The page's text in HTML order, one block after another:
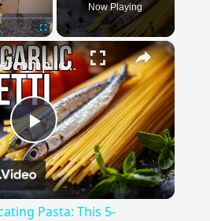
Fullscreen
Now Playing
×
Play
Video
STOP Overcomplicating Pasta: This 5-Ingredient Recipe Changes Everything
Pasta: This 5-